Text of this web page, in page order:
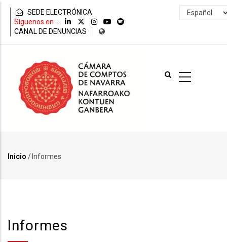
contenido
principal
SEDE ELECTRÓNICA
Síguenos en ....
CANAL DE DENUNCIAS
Select
your
Inicio /Informes
Informes